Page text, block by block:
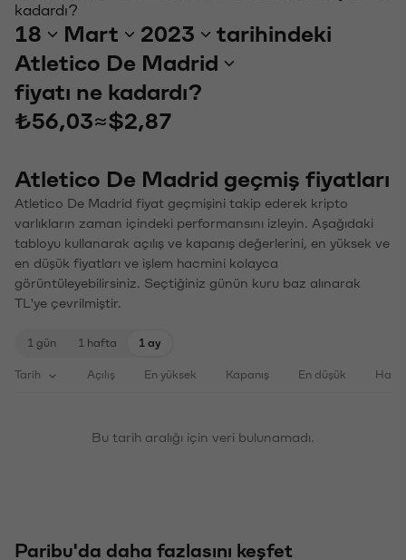
kadardı?
18 Mart 2023
tarihindeki
Atletico De Madrid
fiyatı ne kadardı?
₺56,03≈$2,87
Atletico De Madrid geçmiş fiyatları
Atletico De Madrid fiyat geçmişini takip ederek kripto
varlıkların zaman içindeki performansını izleyin. Aşağıdaki
tabloyu kullanarak açılış ve kapanış değerlerini, en yüksek ve
en düşük fiyatları ve işlem hacmini kolayca
görüntüleyebilirsiniz. Seçtiğiniz günün kuru baz alınarak
TL'ye çevrilmiştir.
1 gün 1 hafta 1 ay
Tarih Açılış En yüksek Kapanış En düşük
Bu tarih aralığı için veri bulunamadı.
Paribu'da daha fazlasını keşfet